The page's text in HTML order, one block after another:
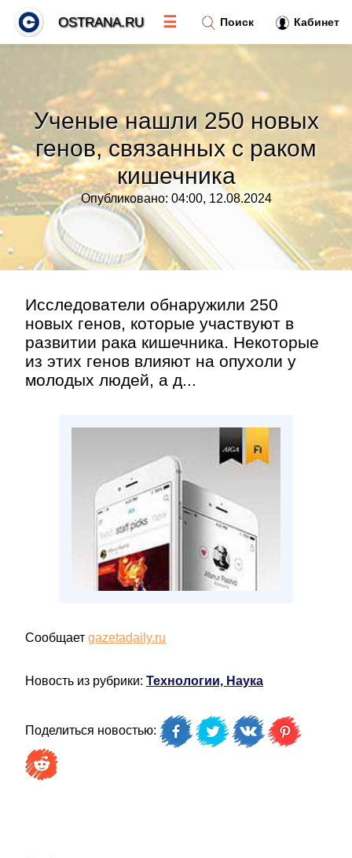
Ученые нашли 250 новых
генов, связанных с раком
кишечника
Опубликовано: 04:00, 12.08.2024
Исследователи обнаружили 250
новых генов, которые участвуют в
развитии рака кишечника. Некоторые
из этих генов влияют на опухоли у
молодых людей, а д...
Сообщает gazetadaily.ru
Новость из рубрики: Технологии, Наука
Поделиться новостью:
Поиск Кабинет
OSTRANA.RU ☰
Тренды новостей»
Рубрики»
Правила
Контакт»